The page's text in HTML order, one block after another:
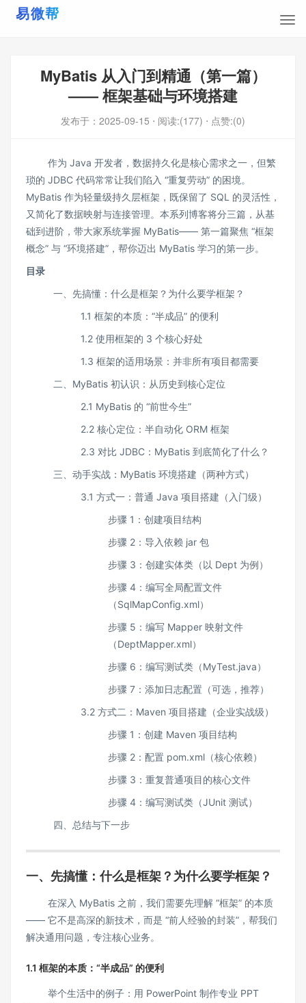
MyBatis 从入门到精通（第一篇）
—— 框架基础与环境搭建
发布于： 2025-09-15 ⋅ 阅读:(177) ⋅ 点赞:(0)
作为 Java 开发者，数据持久化是核心需求之一，但繁
琐的 JDBC 代码常常让我们陷入 “重复劳动” 的困境。
MyBatis 作为轻量级持久层框架，既保留了 SQL 的灵活性，
又简化了数据映射与连接管理。本系列博客将分三篇，从基
础到进阶，带大家系统掌握 MyBatis—— 第一篇聚焦 “框架
概念” 与 “环境搭建”，帮你迈出 MyBatis 学习的第一步。
目录
一、先搞懂：什么是框架？为什么要学框架？
1.1 框架的本质：“半成品” 的便利
1.2 使用框架的 3 个核心好处
1.3 框架的适用场景：并非所有项目都需要
二、MyBatis 初认识：从历史到核心定位
2.1 MyBatis 的 “前世今生”
2.2 核心定位：半自动化 ORM 框架
2.3 对比 JDBC：MyBatis 到底简化了什么？
三、动手实战：MyBatis 环境搭建（两种方式）
3.1 方式一：普通 Java 项目搭建（入门级）
步骤 1：创建项目结构
步骤 2：导入依赖 jar 包
步骤 3：创建实体类（以 Dept 为例）
步骤 4：编写全局配置文件
（SqlMapConfig.xml）
步骤 5：编写 Mapper 映射文件
（DeptMapper.xml）
步骤 6：编写测试类（MyTest.java）
步骤 7：添加日志配置（可选，推荐）
3.2 方式二：Maven 项目搭建（企业实战级）
步骤 1：创建 Maven 项目结构
步骤 2：配置 pom.xml（核心依赖）
步骤 3：重复普通项目的核心文件
步骤 4：编写测试类（JUnit 测试）
四、总结与下一步
一、先搞懂：什么是框架？为什么要学框架？
在深入 MyBatis 之前，我们需要先理解 “框架” 的本质
—— 它不是高深的新技术，而是 “前人经验的封装”，帮我们
解决通用问题，专注核心业务。
1.1 框架的本质：“半成品” 的便利
举个生活中的例子：用 PowerPoint 制作专业 PPT